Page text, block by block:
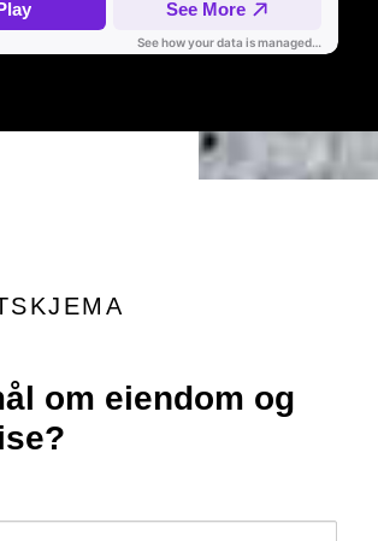
om eiendom og